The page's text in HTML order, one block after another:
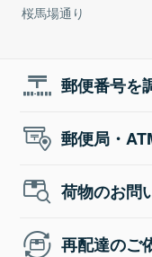
桜馬場通り
郵便番号を
郵便局・
荷物のお問
再配達のご